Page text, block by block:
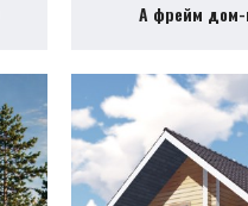
А фрейм